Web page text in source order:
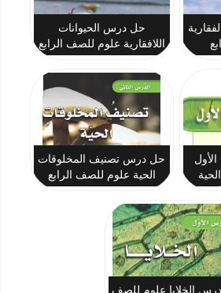
حل درس الحيوانات
اللافقارية علوم للصف الرابع
حل درس تصنيف المخلوقات
الحية علوم للصف الرابع
الخلايا علوم للصف